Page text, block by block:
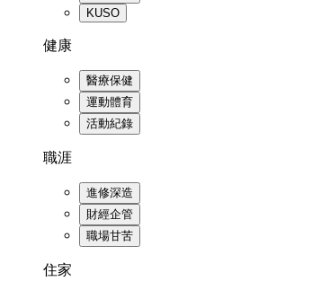
KUSO
健康
醫療保健
運動體育
活動紀錄
職涯
進修深造
財經企管
職場甘苦
住家